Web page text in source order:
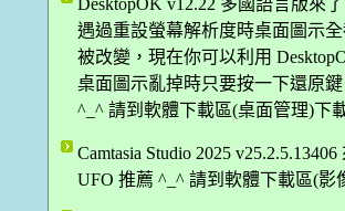
DesktopOK v12.22 多國語言版來
遇過重設螢幕解析度時桌面圖示
被改變，現在你可以利用
桌面圖示亂掉時只要按一下還原
^_^ 請到軟體下載區(桌面管理)下
Camtasia Studio 2025
UFO 推薦 ^_^ 請到軟體下載區(影